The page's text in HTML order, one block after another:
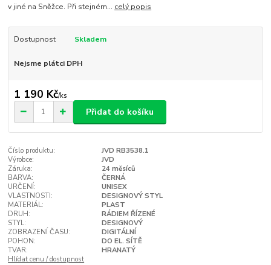
v jiné na Sněžce. Při stejném... celý popis
Dostupnost Skladem
Nejsme plátci DPH
1 190 Kč/ks
Přidat do košíku
Číslo produktu:
JVD RB3538.1
Výrobce:
JVD
Záruka:
24 měsíců
BARVA:
ČERNÁ
URČENÍ:
UNISEX
VLASTNOSTI:
DESIGNOVÝ STYL
MATERIÁL:
PLAST
DRUH:
RÁDIEM ŘÍZENÉ
STYL:
DESIGNOVÝ
ZOBRAZENÍ ČASU:
DIGITÁLNÍ
POHON:
DO EL. SÍTĚ
TVAR:
HRANATÝ
Hlídat cenu / dostupnost